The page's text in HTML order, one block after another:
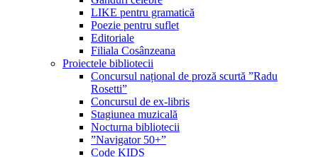
LIKE pentru gramatică
Poezie pentru suflet
Editoriale
Filiala Cosânzeana
Proiectele bibliotecii
Concursul național de proză scurtă ”Radu
Rosetti”
Concursul de ex-libris
Stagiunea muzicală
Nocturna bibliotecii
”Navigator 50+”
Code KIDS